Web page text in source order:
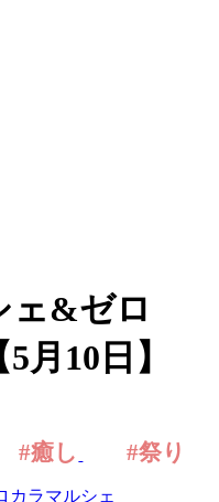
ェ&ゼロ
月10日】
#癒し #祭り